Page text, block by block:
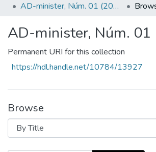
All of DSpace
AD-minister, Núm. 01 (2002)
AD-minister, Núm. 01
Permanent URI for this collection
https://hdl.handle.net/10784/13927
Browse